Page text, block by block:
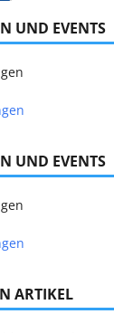
UND EVENTS
UND EVENTS
ARTIKEL